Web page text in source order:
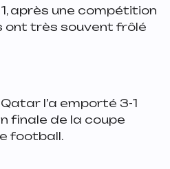
après une compétition
ont très souvent frôlé
l’a emporté 3-1
finale de la coupe
football.